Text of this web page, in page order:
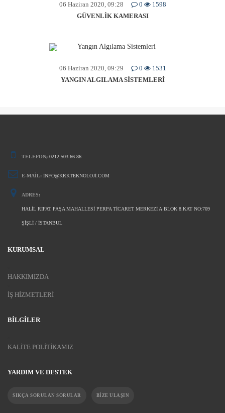
06 Haziran 2020, 09:28 0
1598
GÜVENLIK KAMERASI
06 Haziran 2020, 09:29 0
1531
YANGIN ALGILAMA SISTEMLERI
TELEFON; 0212 503 66 86
E-MAIL: INFO@KRKTEKNOLOJI.COM
ADRES:
HALIL RIFAT PAŞA MAHALLESI PERPA TICARET MERKEZI A BLOK 8.KAT NO:709
ŞIŞLI / İSTANBUL
KURUMSAL
HAKKIMIZDA
İŞ HIZMETLERI
BILGILER
KALITE POLITIKAMIZ
YARDIM VE DESTEK
SIKÇA SORULAN SORULAR BIZE ULAŞIN